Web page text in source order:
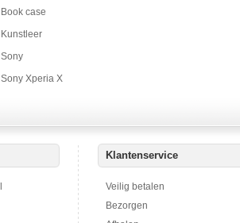
Book case
Kunstleer
Sony
Sony Xperia X
Klantenservice
Veilig betalen
Bezorgen